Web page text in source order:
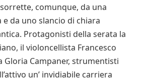
comunque, da una
e da uno slancio di chiara
Protagonisti della serata la
il violoncellista Francesco
Gloria Campaner, strumentisti
un’ invidiabile carriera